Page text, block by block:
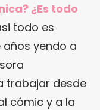
¿Es todo
todo es
años yendo a
trabajar desde
cómic y a la